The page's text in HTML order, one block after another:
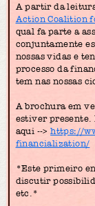
A partir da
Action Coalition
qual fa parte a
conjuntamente
nossas vidas e
processo da
tem nas nossas
A brochura em
estiver presente.
aqui -->https://
financialization/
*Este primeiro
discutir
etc.*